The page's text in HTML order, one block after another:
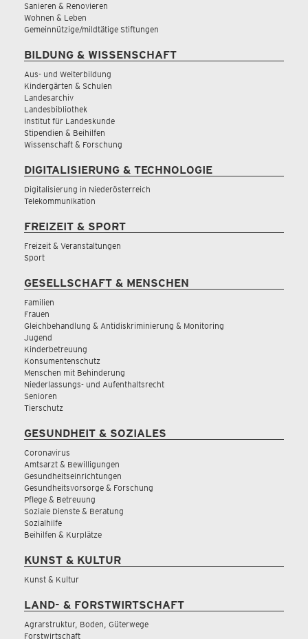
Sanieren & Renovieren
Wohnen & Leben
Gemeinnützige/mildtätige Stiftungen
BILDUNG & WISSENSCHAFT
Aus- und Weiterbildung
Kindergärten & Schulen
Landesarchiv
Landesbibliothek
Institut für Landeskunde
Stipendien & Beihilfen
Wissenschaft & Forschung
DIGITALISIERUNG & TECHNOLOGIE
Digitalisierung in Niederösterreich
Telekommunikation
FREIZEIT & SPORT
Freizeit & Veranstaltungen
Sport
GESELLSCHAFT & MENSCHEN
Familien
Frauen
Gleichbehandlung & Antidiskriminierung & Monitoring
Jugend
Kinderbetreuung
Konsumentenschutz
Menschen mit Behinderung
Niederlassungs- und Aufenthaltsrecht
Senioren
Tierschutz
GESUNDHEIT & SOZIALES
Coronavirus
Amtsarzt & Bewilligungen
Gesundheitseinrichtungen
Gesundheitsvorsorge & Forschung
Pflege & Betreuung
Soziale Dienste & Beratung
Sozialhilfe
Beihilfen & Kurplätze
KUNST & KULTUR
Kunst & Kultur
LAND- & FORSTWIRTSCHAFT
Agrarstruktur, Boden, Güterwege
Forstwirtschaft